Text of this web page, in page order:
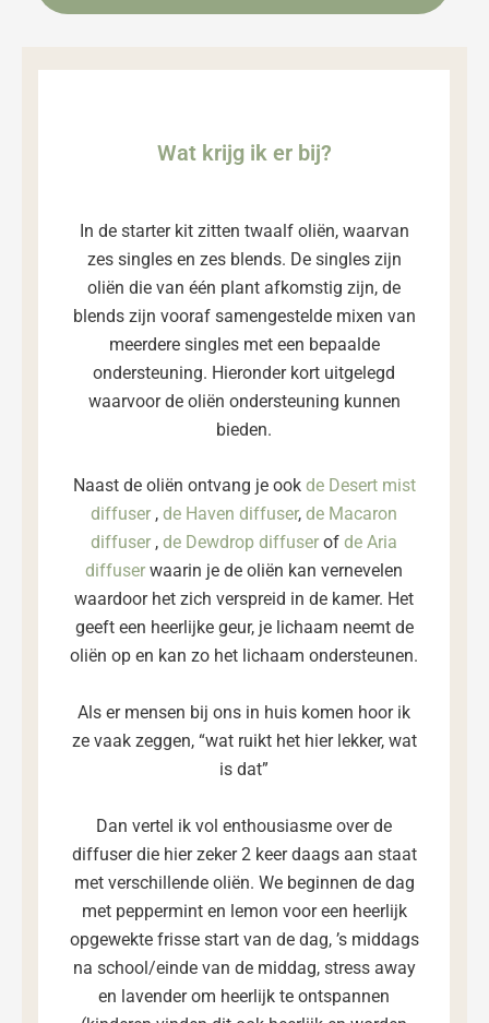
Wat krijg ik er bij?
In de starter kit zitten twaalf oliën, waarvan
zes singles en zes blends. De singles zijn
oliën die van één plant afkomstig zijn, de
blends zijn vooraf samengestelde mixen van
meerdere singles met een bepaalde
ondersteuning. Hieronder kort uitgelegd
waarvoor de oliën ondersteuning kunnen
bieden.
Naast de oliën ontvang je ook de Desert mist
diffuser ,de Haven diffuser,de Macaron
diffuser ,de Dewdrop diffuser ofde Aria
diffuser waarin je de oliën kan vernevelen
waardoor het zich verspreid in de kamer. Het
geeft een heerlijke geur, je lichaam neemt de
oliën op en kan zo het lichaam ondersteunen.
Als er mensen bij ons in huis komen hoor ik
ze vaak zeggen, “wat ruikt het hier lekker, wat
is dat”
Dan vertel ik vol enthousiasme over de
diffuser die hier zeker 2 keer daags aan staat
met verschillende oliën. We beginnen de dag
met peppermint en lemon voor een heerlijk
opgewekte frisse start van de dag, ’s middags
na school/einde van de middag, stress away
en lavender om heerlijk te ontspannen